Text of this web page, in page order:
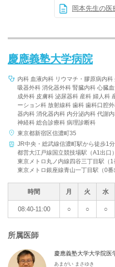
岡本先生の医
慶應義塾大学病院
内科 血液内科 リウマチ・膠原病内
吸器外科 消化器外科 腎臓内科 心臓
成外科 皮膚科 泌尿器科 産科 婦人科
ーション科 放射線科 歯科 歯科口腔
器内科 消化器内科 内分泌内科 代謝
神経科 総合診療科 病理診断科
東京都新宿区信濃町35
JR中央・総武線信濃町駅から徒歩1分
都営大江戸線国立競技場駅（A1出口
東京メトロ丸ノ内線四谷三丁目駅（
東京メトロ銀座線青山一丁目駅（0
時間 月 火 水
08:40-11:00 ○ ○ ○
所属医師
慶應義塾大学大学院
あまがい まさゆき